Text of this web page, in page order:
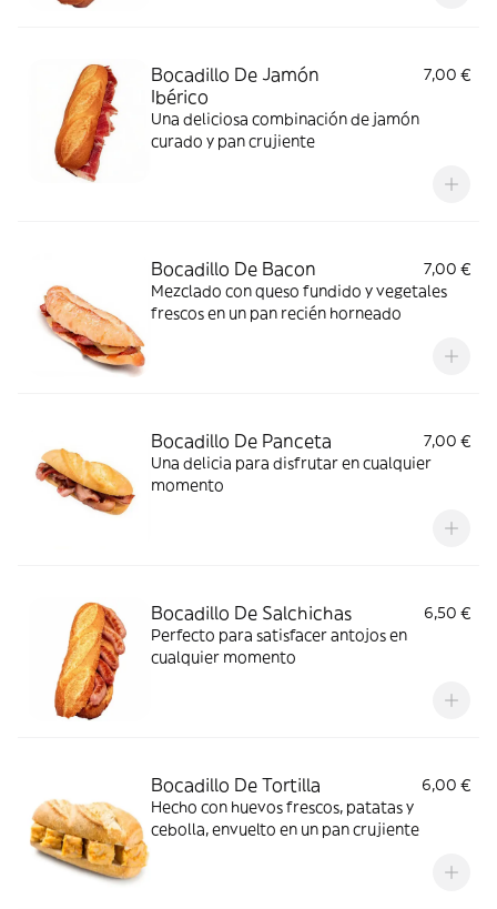
Bocadillo De Jamón
Ibérico
7,00 €
Una deliciosa combinación de jamón
curado y pan crujiente
Bocadillo De Bacon
7,00 €
Mezclado con queso fundido y vegetales
frescos en un pan recién horneado
Bocadillo De Panceta
7,00 €
Una delicia para disfrutar en cualquier
momento
Bocadillo De Salchichas
6,50 €
Perfecto para satisfacer antojos en
cualquier momento
Bocadillo De Tortilla
6,00 €
Hecho con huevos frescos, patatas y
cebolla, envuelto en un pan crujiente